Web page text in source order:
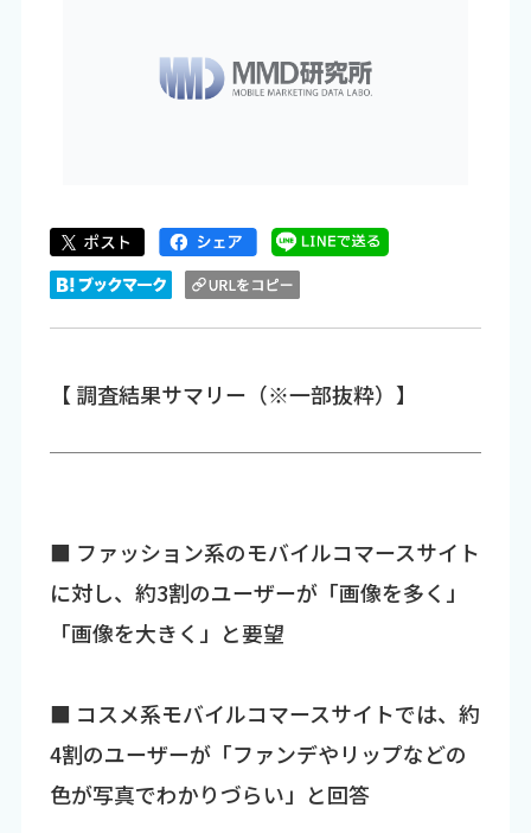
【 調査結果サマリー（※一部抜粋）】
■ ファッション系のモバイルコマースサイト
に対し、約3割のユーザーが「画像を多く」
「画像を大きく」と要望
■ コスメ系モバイルコマースサイトでは、約
4割のユーザーが「ファンデやリップなどの
色が写真でわかりづらい」と回答